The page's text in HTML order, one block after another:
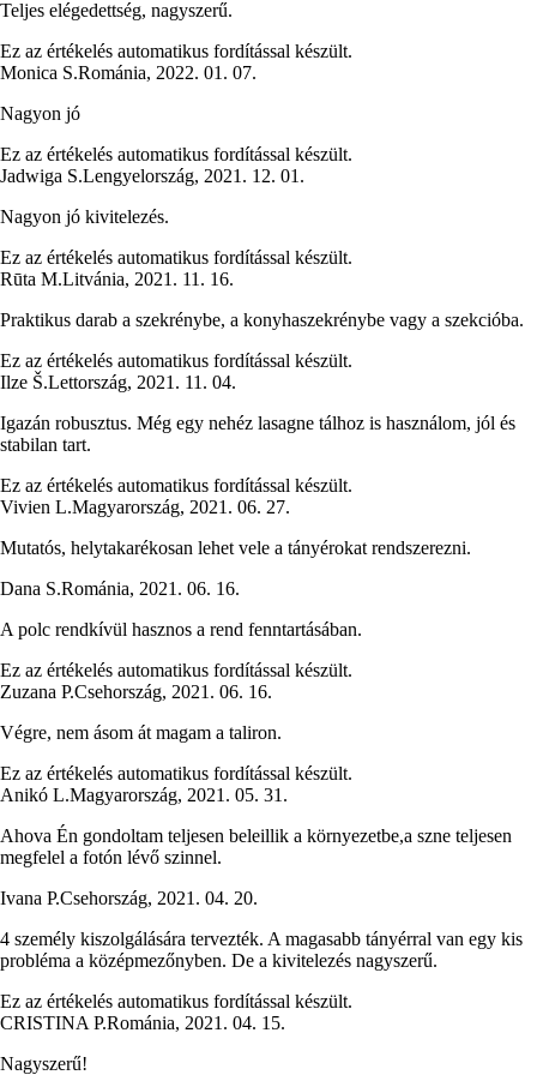
Teljes elégedettség, nagyszerű.
Ez az értékelés automatikus fordítással készült.
Monica S.Románia, 2022. 01. 07.
Nagyon jó
Ez az értékelés automatikus fordítással készült.
Jadwiga S.Lengyelország, 2021. 12. 01.
Nagyon jó kivitelezés.
Ez az értékelés automatikus fordítással készült.
Rūta M.Litvánia, 2021. 11. 16.
Praktikus darab a szekrénybe, a konyhaszekrénybe vagy a szekcióba.
Ez az értékelés automatikus fordítással készült.
Ilze Š.Lettország, 2021. 11. 04.
Igazán robusztus. Még egy nehéz lasagne tálhoz is használom, jól és
stabilan tart.
Ez az értékelés automatikus fordítással készült.
Vivien L.Magyarország, 2021. 06. 27.
Mutatós, helytakarékosan lehet vele a tányérokat rendszerezni.
Dana S.Románia, 2021. 06. 16.
A polc rendkívül hasznos a rend fenntartásában.
Ez az értékelés automatikus fordítással készült.
Zuzana P.Csehország, 2021. 06. 16.
Végre, nem ásom át magam a taliron.
Ez az értékelés automatikus fordítással készült.
Anikó L.Magyarország, 2021. 05. 31.
Ahova Én gondoltam teljesen beleillik a környezetbe,a szne teljesen
megfelel a fotón lévő szinnel.
Ivana P.Csehország, 2021. 04. 20.
4 személy kiszolgálására tervezték. A magasabb tányérral van egy kis
probléma a középmezőnyben. De a kivitelezés nagyszerű.
Ez az értékelés automatikus fordítással készült.
CRISTINA P.Románia, 2021. 04. 15.
Nagyszerű!